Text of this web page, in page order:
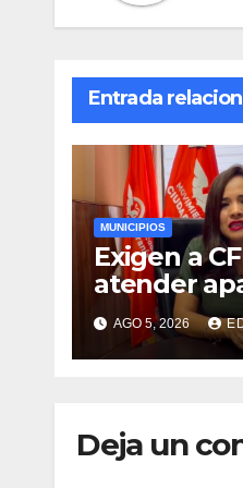
Entrada
MUNICIPIOS
Exigen a
atender
que
municipios
AGO 5, 2026
Deja un